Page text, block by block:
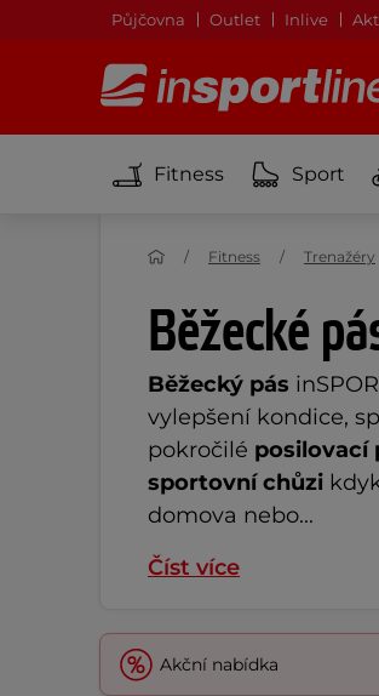
Půjčovna Outlet Inlive
Fitness Sport
Běžecké
Běžecký pás
vylepšení kondice,
pokročilé posilovací
sportovní chůzi
domova nebo...
Číst více
Fitness Trenažéry
Akční nabídka